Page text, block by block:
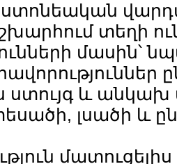
տեղի
մասին՝
ստույգ և
լսածի և